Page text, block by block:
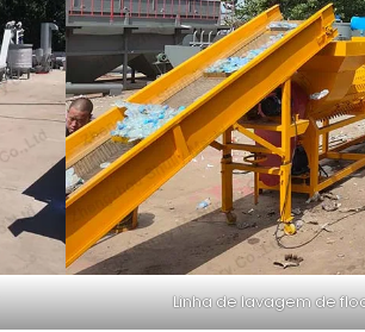
Linha de lavagem de